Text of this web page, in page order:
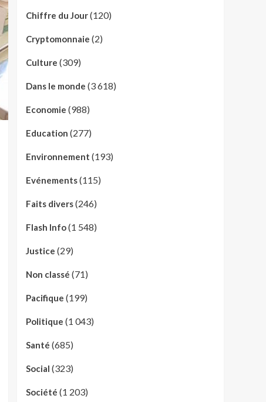
Chiffre du Jour(120)
Cryptomonnaie (2)
Culture (309)
Dans le monde (3 618)
Economie (988)
Education (277)
Environnement (193)
Evénements(115)
Faits divers(246)
Flash Info(1 548)
Justice (29)
Non classé (71)
Pacifique (199)
Politique (1 043)
Santé (685)
Social (323)
Société (1 203)